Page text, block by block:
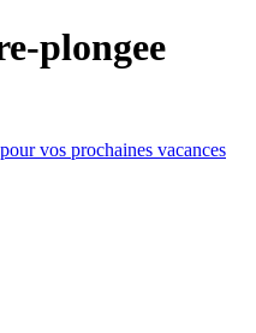
plongee
vos prochaines vacances